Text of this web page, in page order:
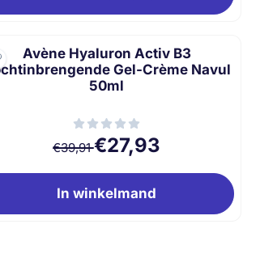
Avène Hyaluron Activ B3
Gel-Crème Navul
50ml
Van 39,91 voor 27,93
€39,91€27,93
In winkelmand